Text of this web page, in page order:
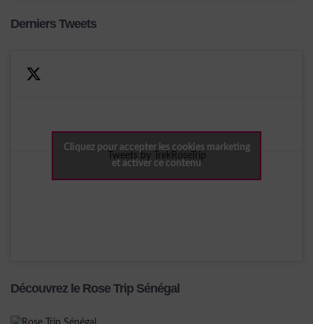
Derniers Tweets
Tweets by TrekRoseTrip
Cliquez pour accepter les cookies marketing
et activer ce contenu
Découvrez le Rose Trip Sénégal